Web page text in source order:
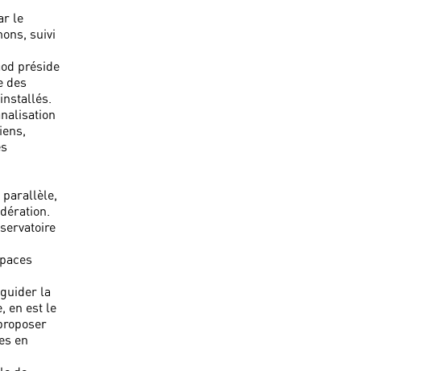
le
suivi
préside
des
parallèle,
la
en est le
en